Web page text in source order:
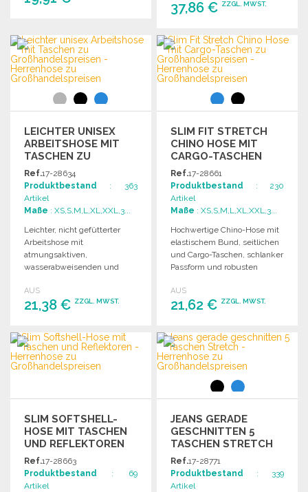
Angebot anfordern
37,86 € ZZGL. MWST.
BESTELLEN
Angebot anfordern
LEICHTER UNISEX
ARBEITSHOSE MIT
TASCHEN ZU
GROSSHANDELSPREISEN
Ref.17-28634
Produktbestand : 363
Artikel
Maße : XS,S,M,L,XL,XXL,3...
Leichter, nicht gefütterter
Arbeitshose mit
atmungsaktiven,
wasserabweisenden und
Unisex-Modell mit mehreren
Taschen und elastischem
AUS
21,38 € ZZGL. MWST.
BESTELLEN
Angebot anfordern
SLIM FIT STRETCH
CHINO HOSE MIT
CARGO-TASCHEN
Ref.17-28661
Produktbestand : 230
Artikel
Maße : XS,S,M,L,XL,XXL,3...
Hochwertige Chino-Hose mit
elastischem Bund, seitlichen
und Cargo-Taschen, schlanker
Passform und robusten
Alltag.
AUS
21,62 € ZZGL. MWST.
BESTELLEN
Angebot anfordern
SLIM SOFTSHELL-
HOSE MIT TASCHEN
UND REFLEKTOREN
ZU
GROSSHANDELSPREISEN
Ref.17-28663
Produktbestand : 69
Artikel
JEANS GERADE
GESCHNITTEN 5
TASCHEN STRETCH
ZU
GROSSHANDELSPREISEN
Ref.17-28771
Produktbestand : 339
Artikel